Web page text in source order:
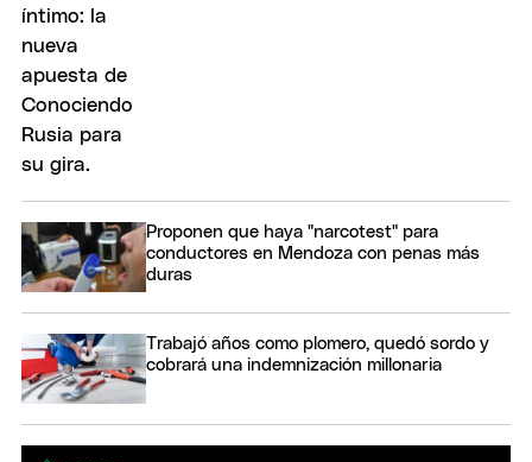
Proponen que haya "narcotest" para
conductores en Mendoza con penas más
duras
Trabajó años como plomero, quedó sordo y
cobrará una indemnización millonaria